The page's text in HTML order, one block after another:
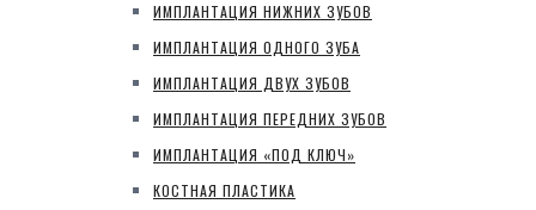
ИМПЛАНТАЦИЯ НИЖНИХ ЗУБОВ
ИМПЛАНТАЦИЯ ОДНОГО ЗУБА
ИМПЛАНТАЦИЯ ДВУХ ЗУБОВ
ИМПЛАНТАЦИЯ ПЕРЕДНИХ ЗУБОВ
ИМПЛАНТАЦИЯ «ПОД КЛЮЧ»
КОСТНАЯ ПЛАСТИКА